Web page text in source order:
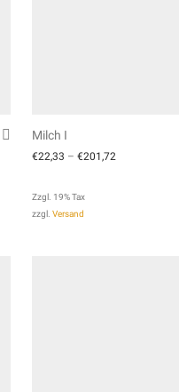
Milch I
€22,33 – €201,72
Zzgl. 19% Tax
zzgl. Versand